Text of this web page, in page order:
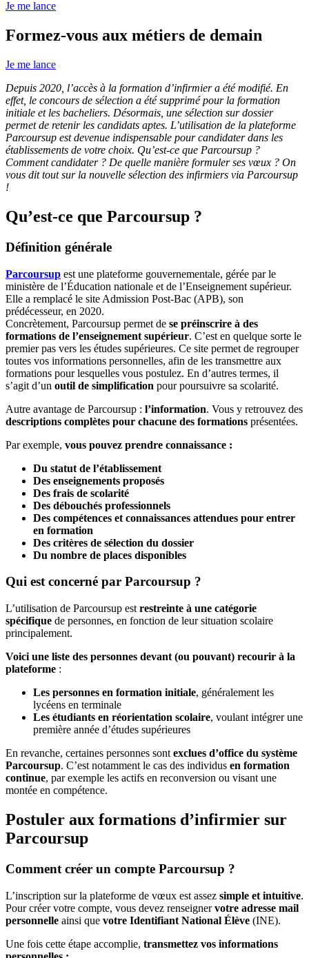
Je me lance
Formez-vous aux métiers de demain
Je me lance
Depuis 2020, l’accès à la formation d’infirmier a été modifié. En
effet, le concours de sélection a été supprimé pour la formation
initiale et les bacheliers. Désormais, une sélection sur dossier
permet de retenir les candidats aptes. L’utilisation de la plateforme
Parcoursup est devenue indispensable pour candidater dans les
établissements de votre choix. Qu’est-ce que Parcoursup ?
Comment candidater ? De quelle manière formuler ses vœux ? On
vous dit tout sur la nouvelle sélection des infirmiers via Parcoursup
!
Qu’est-ce que Parcoursup ?
Définition générale
Parcoursup est une plateforme gouvernementale, gérée par le
ministère de l’Éducation nationale et de l’Enseignement supérieur.
Elle a remplacé le site Admission Post-Bac (APB), son
prédécesseur, en 2020.
Concrètement, Parcoursup permet de se préinscrire à des
formations de l’enseignement supérieur. C’est en quelque sorte le
premier pas vers les études supérieures. Ce site permet de regrouper
toutes vos informations personnelles, afin de les transmettre aux
formations pour lesquelles vous postulez. En d’autres termes, il
s’agit d’un outil de simplification pour poursuivre sa scolarité.
Autre avantage de Parcoursup : l’information. Vous y retrouvez des
descriptions complètes pour chacune des formations présentées.
Par exemple, vous pouvez prendre connaissance :
Du statut de l’établissement
Des enseignements proposés
Des frais de scolarité
Des débouchés professionnels
Des compétences et connaissances attendues pour entrer
en formation
Des critères de sélection du dossier
Du nombre de places disponibles
Qui est concerné par Parcoursup ?
L’utilisation de Parcoursup est restreinte à une catégorie
spécifique de personnes, en fonction de leur situation scolaire
principalement.
Voici une liste des personnes devant (ou pouvant) recourir à la
plateforme :
Les personnes en formation initiale, généralement les
lycéens en terminale
Les étudiants en réorientation scolaire, voulant intégrer une
première année d’études supérieures
En revanche, certaines personnes sont exclues d’office du système
Parcoursup. C’est notamment le cas des individus en formation
continue, par exemple les actifs en reconversion ou visant une
montée en compétence.
Postuler aux formations d’infirmier sur
Parcoursup
Comment créer un compte Parcoursup ?
L’inscription sur la plateforme de vœux est assez simple et intuitive.
Pour créer votre compte, vous devez renseignervotre adresse mail
personnelle ainsi que votre Identifiant National Élève (INE).
Une fois cette étape accomplie, transmettez vos informations